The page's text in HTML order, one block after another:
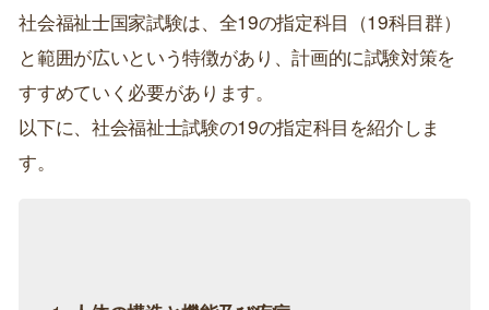
などでカリキュラムを1年以上履修すれば、社会福祉士
国家試験の受験資格が得られます。
一般の短大卒業の場合、一般養成施設等での1年以上の
カリキュラムを履修する前に、3年制は1年、2年制は2
年の